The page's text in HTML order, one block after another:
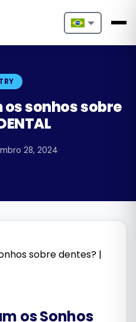
Nederlands
Français
Русский
sonhos sobre
28, 2024·
os Sonhos